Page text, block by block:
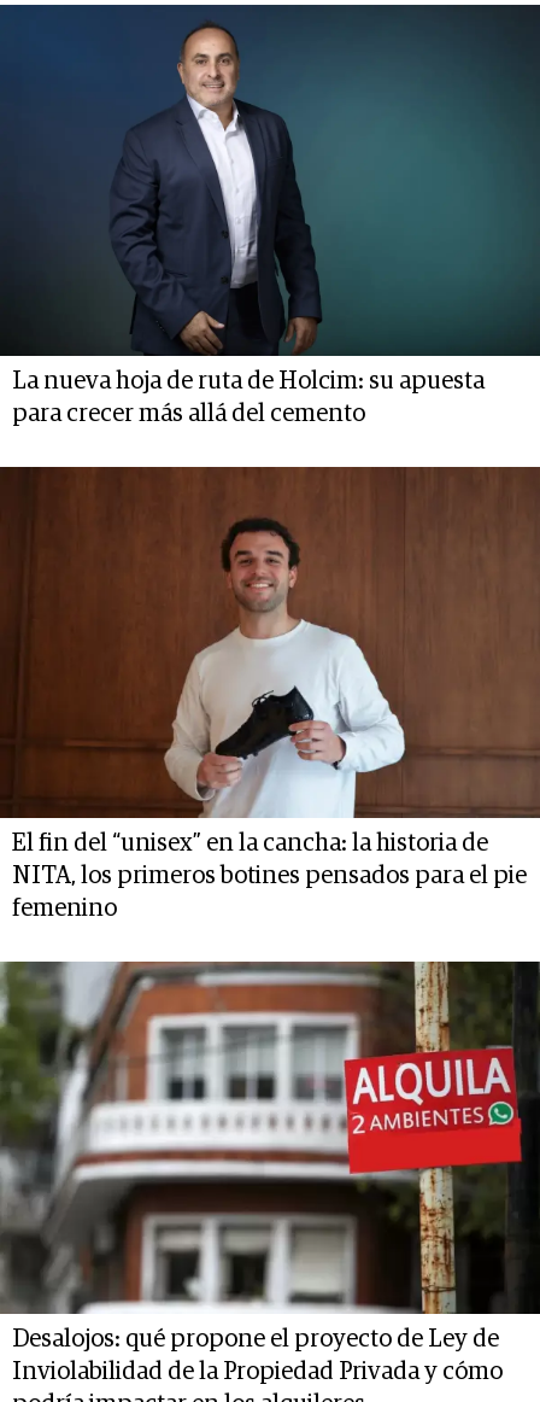
La nueva hoja de ruta de Holcim: su apuesta
para crecer más allá del cemento
El fin del “unisex” en la cancha: la historia de
NITA, los primeros botines pensados para el pie
femenino
Desalojos: qué propone el proyecto de Ley de
Inviolabilidad de la Propiedad Privada y cómo